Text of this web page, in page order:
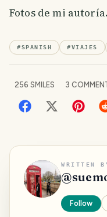
Fotos de mi autoría.
#SPANISH #VIAJES
256 SMILES 3
WRITTEN
@
Follow